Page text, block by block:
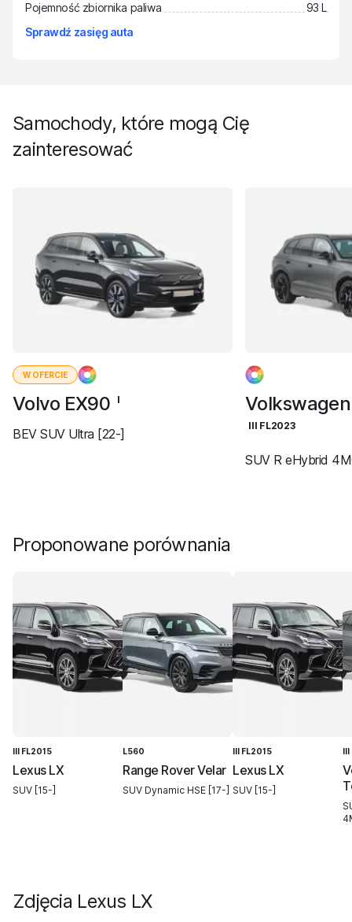
Pojemność zbiornika paliwa
93 L
Sprawdź zasięg auta
Samochody, które mogą Cię
zainteresować
W OFERCIE
Volvo EX90 I
BEV SUV Ultra [22-]
III FL2023
SUV R eHybrid
Proponowane porównania
III FL2015
Lexus LX
SUV [15-]
L560
Range Rover Velar
SUV Dynamic HSE [17-]
III FL2015
Lexus LX
SUV [15-]
Zdjęcia Lexus LX